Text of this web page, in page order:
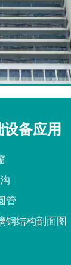
备应用
管
钢结构剖面图